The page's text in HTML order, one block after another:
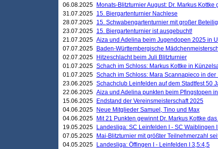
06.08.2025
Monats-Blitzturnier August: Dr. Markus Kottke
31.07.2025 15. Biergartenturnier Nachlese
28.07.2025 15. Schwabengartenturnier mit großer
23.07.2025 15. Biergartenturnier ist ausgebucht!
21.07.2025 Aiza und Adelina beim Jugendopen 2025 in
07.07.2025
Baden-Württembergische
02.07.2025
Hitzeschlacht beim Juli Blitzturnier
01.07.2025 Schach im Schloss: Markus Kottke in
01.07.2025 Schach im Schloss: Mara Scannapieco in der
23.06.2025 Schachclub Leinfelden auf dem Stadtfest 50
22.06.2025 Aiza und Adelina punkten beim Pfingstopen
15.06.2025
Endstand der Vereinsmeisterschaft 2025
04.06.2025
Neue Mitglieder Samuel, Tino und Max
04.06.2025
Mit 21 Punkten gewinnt Dr. Markus Kottke
19.05.2025
Landesliga: SC Leinfelden I - SC Waiblingen
07.05.2025
Mai-Blitzturnier mit größter Teilnehmerzahl
04.05.2025
Landesliga: Öffingen I - Leinfelden I 3,5:4,5